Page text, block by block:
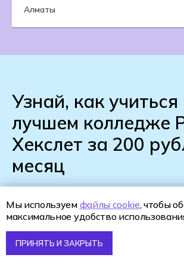
Алматы
Узнай, как учиться
лучшем колледже
Хекслет за 200
месяц
Мы используем файлы cookie, чтобы
максимальное удобство
ПРИНЯТЬ И ЗАКРЫТЬ